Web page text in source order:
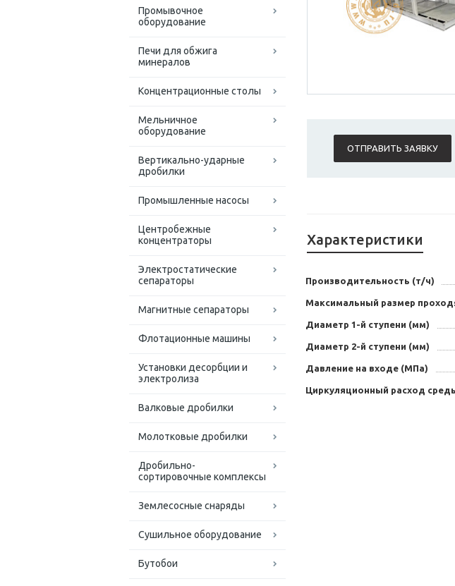
Промывочное
оборудование
Печи для обжига
минералов
Концентрационные столы
Мельничное
оборудование
Вертикально-ударные
дробилки
Промышленные насосы
Центробежные
концентраторы
Электростатические
сепараторы
Магнитные сепараторы
Флотационные машины
Установки десорбции и
электролиза
Валковые дробилки
Молотковые дробилки
Дробильно-
сортировочные комплексы
Землесосные снаряды
Сушильное оборудование
Бутобои
ОТПРАВИТЬ ЗАЯВКУ
Характеристики
Производительность (т/ч)
Максимальный размер
Диаметр 1-й ступени (мм)
Диаметр 2-й ступени (мм)
Давление на входе (МПа)
Циркуляционный расход